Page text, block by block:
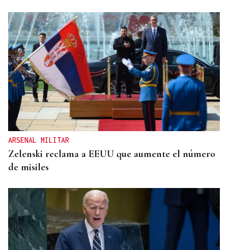
ARSENAL MILITAR
Zelenski reclama a EEUU que aumente el número
de misiles